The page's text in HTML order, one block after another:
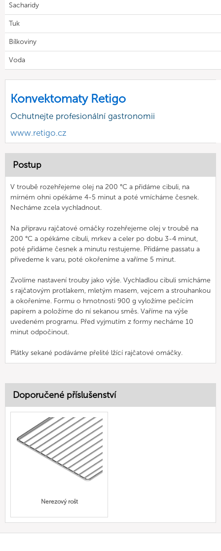
Sacharidy
Tuk
Bílkoviny
Voda
Konvektomaty Retigo
Ochutnejte profesionální gastronomii
www.retigo.cz
Postup
V troubě rozehřejeme olej na 200 °C a přidáme cibuli, na
mírném ohni opékáme 4-5 minut a poté vmícháme česnek.
Necháme zcela vychladnout.
Na přípravu rajčatové omáčky rozehřejeme olej v troubě na
200 °C a opékáme cibuli, mrkev a celer po dobu 3-4 minut,
poté přidáme česnek a minutu restujeme. Přidáme passatu a
přivedeme k varu, poté okořeníme a vaříme 5 minut.
Zvolíme nastavení trouby jako výše. Vychladlou cibuli smícháme
s rajčatovým protlakem, mletým masem, vejcem a strouhankou
a okořeníme. Formu o hmotnosti 900 g vyložíme pečícím
papírem a položíme do ní sekanou směs. Vaříme na výše
uvedeném programu. Před vyjmutím z formy necháme 10
minut odpočinout.
Plátky sekané podáváme přelité lžící rajčatové omáčky.
Doporučené příslušenství
Nerezový rošt